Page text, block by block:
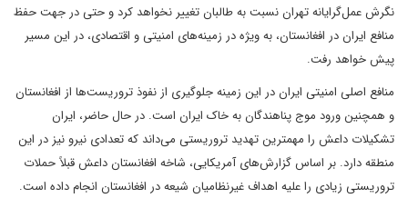
نگرش عمل‌گرایانه تهران نسبت به طالبان تغییر نخواهد کرد و حتی در جهت حفظ
منافع ایران در افغانستان، به ویژه در زمینه‌های امنیتی و اقتصادی، در این مسیر
پیش خواهد رفت.
منافع اصلی امنیتی ایران در این زمینه جلوگیری از نفوذ تروریست‌ها از افغانستان
و همچنین ورود موج پناهندگان به خاک ایران است. در حال حاضر، ایران
تشکیلات داعش را مهمترین تهدید تروریستی می‌داند که تعدادی نیرو نیز در این
منطقه دارد. بر اساس گزارش‌های آمریکایی، شاخه افغانستان داعش قبلاً حملات
تروریستی زیادی را علیه اهداف غیرنظامیان شیعه در افغانستان انجام داده است.